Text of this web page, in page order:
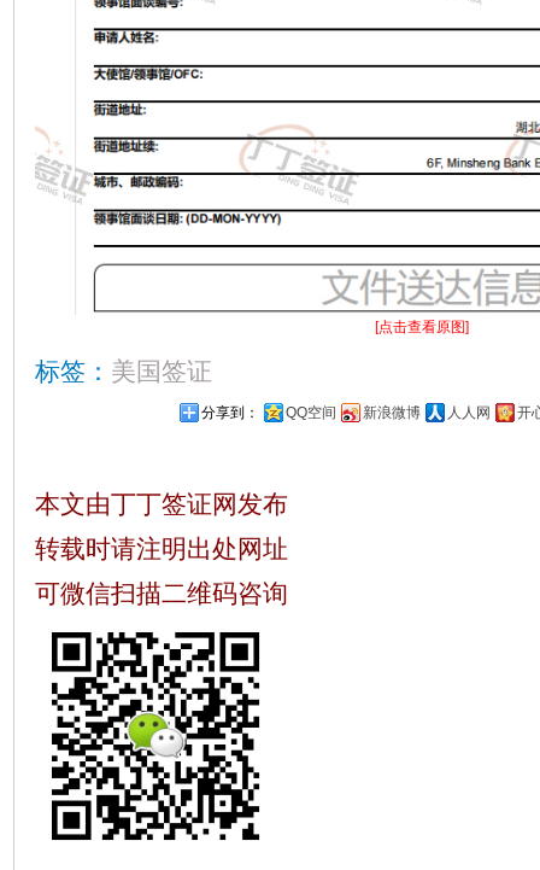
[点击查看原图]
标签： 美国签证
分享到： QQ空间 新浪微博 人人网 开
本文由丁丁签证网发布
转载时请注明出处网址
可微信扫描二维码咨询